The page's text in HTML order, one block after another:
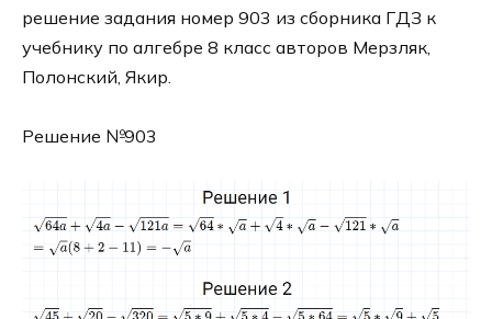
решение задания номер 903 из сборника ГДЗ к
учебнику по алгебре 8 класс авторов Мерзляк,
Полонский, Якир.
Решение №903